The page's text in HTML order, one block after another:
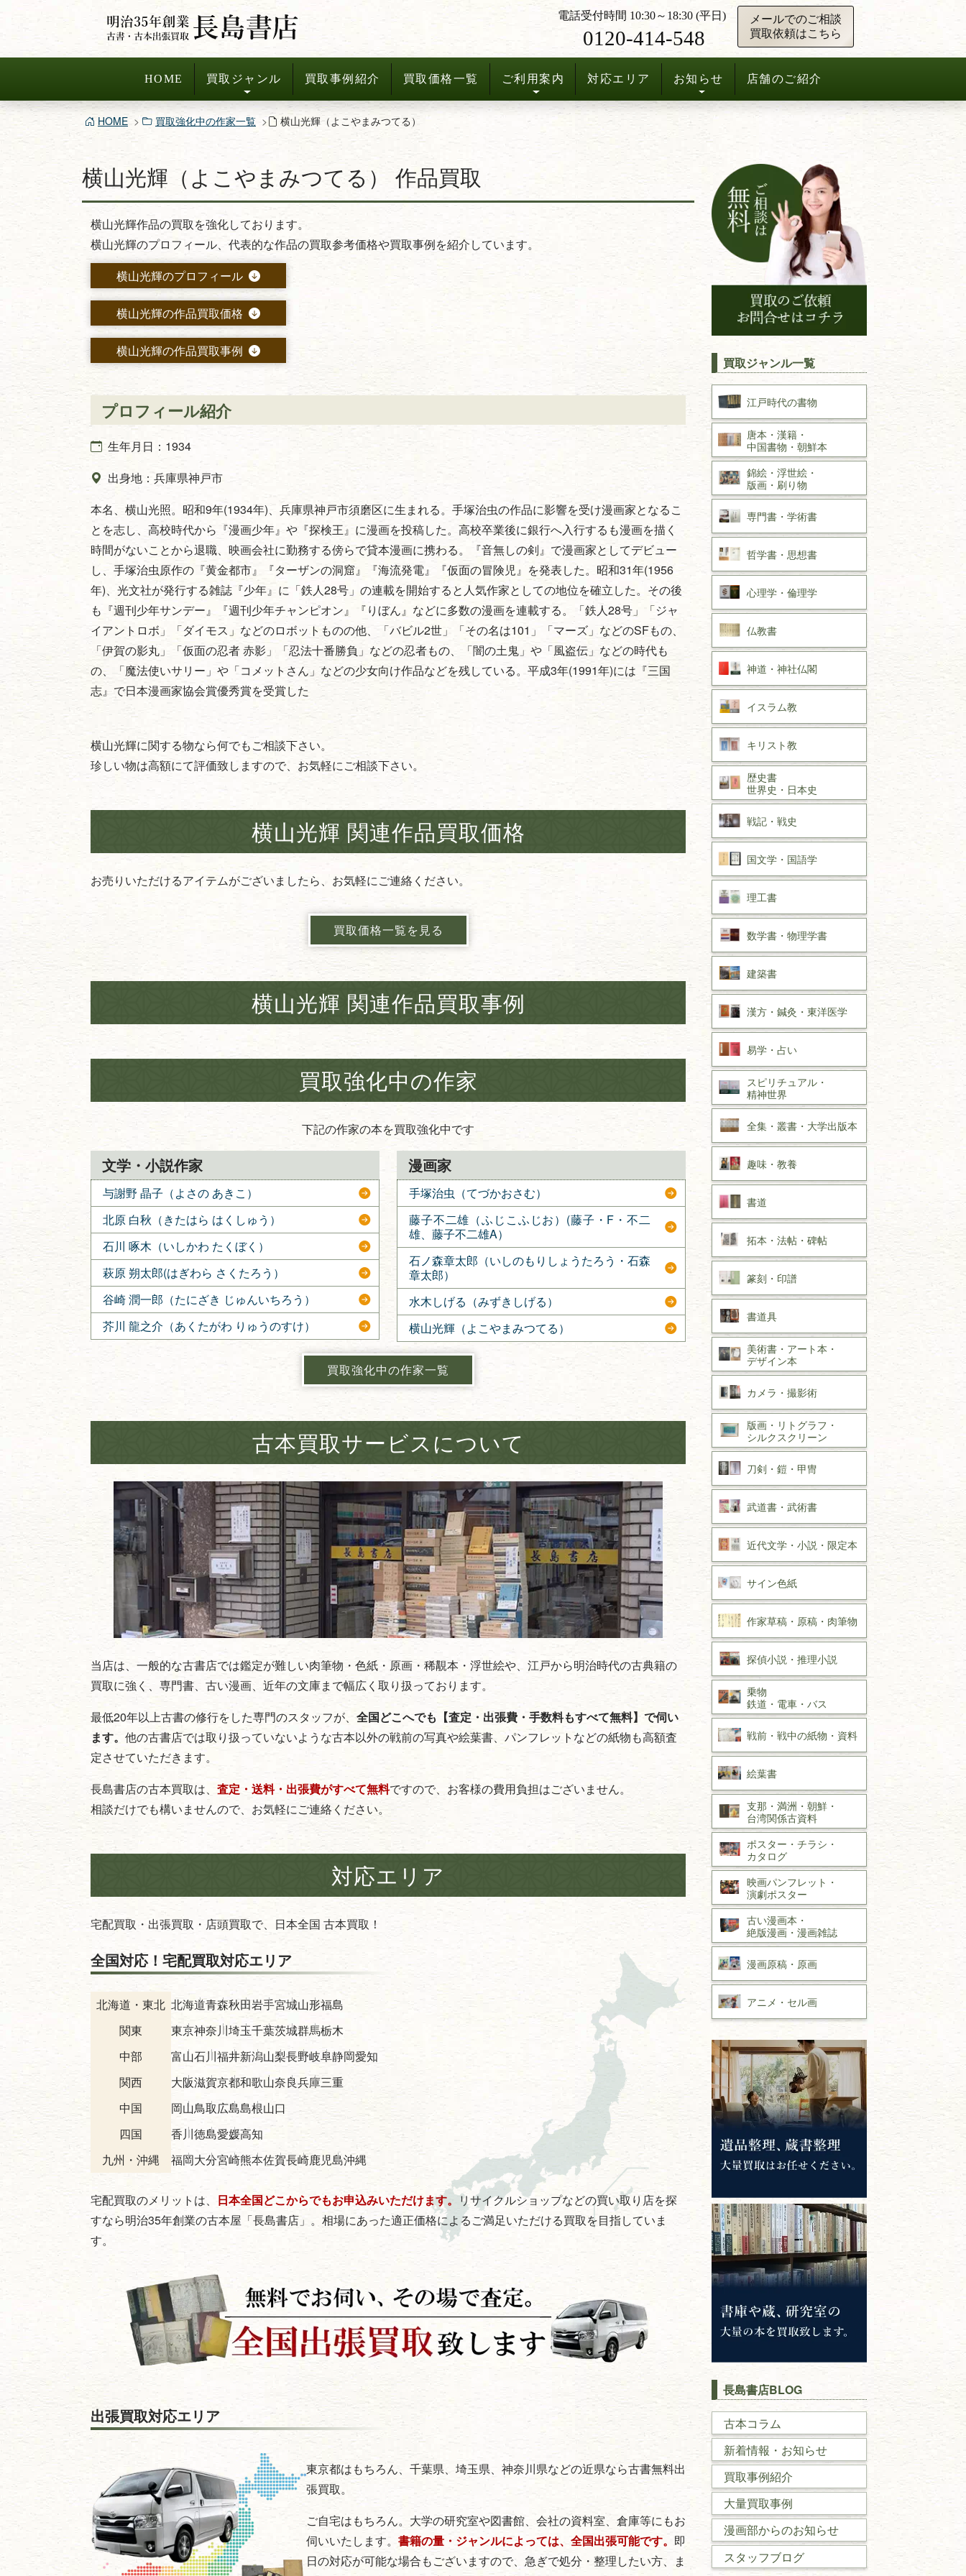
へ
HOME 買取ジャンル 買取事例紹介 買取価格一覧 ご利用案内 対応エリア お知らせ 店舗のご紹介
電話受付時間 10:30～18:30 (平日)
0120-414-548
メールでのご相談
買取依頼はこちら
HOME 買取強化中の作家一覧 横山光輝（よこやまみつてる）
横山光輝（よこやまみつてる） 作品買取
横山光輝作品の買取を強化しております。
横山光輝のプロフィール、代表的な作品の買取参考価格や買取事例を紹介しています。
横山光輝のプロフィール
横山光輝の作品買取価格
横山光輝の作品買取事例
プロフィール紹介
生年月日：1934
出身地：兵庫県神戸市
本名、横山光照。昭和9年(1934年)、兵庫県神戸市須磨区に生まれる。手塚治虫の作品に影響を受け漫画家となるこ
とを志し、高校時代から『漫画少年』や『探検王』に漫画を投稿した。高校卒業後に銀行へ入行するも漫画を描く
時間がないことから退職、映画会社に勤務する傍らで貸本漫画に携わる。『音無しの剣』で漫画家としてデビュー
し、手塚治虫原作の『黄金都市』『ターザンの洞窟』『海流発電』『仮面の冒険児』を発表した。昭和31年(1956
年)、光文社が発行する雑誌『少年』に「鉄人28号」の連載を開始すると人気作家としての地位を確立した。その後
も『週刊少年サンデー』『週刊少年チャンピオン』『りぼん』などに多数の漫画を連載する。「鉄人28号」「ジャ
イアントロボ」「ダイモス」などのロボットものの他、「バビル2世」「その名は101」「マーズ」などのSFもの、
「伊賀の影丸」「仮面の忍者 赤影」「忍法十番勝負」などの忍者もの、「闇の土鬼」や「風盗伝」などの時代も
の、「魔法使いサリー」や「コメットさん」などの少女向け作品などを残している。平成3年(1991年)には『三国
志』で日本漫画家協会賞優秀賞を受賞した
横山光輝に関する物なら何でもご相談下さい。
珍しい物は高額にて評価致しますので、お気軽にご相談下さい。
横山光輝 関連作品買取価格
お売りいただけるアイテムがございましたら、お気軽にご連絡ください。
買取価格一覧を見る
横山光輝 関連作品買取事例
買取強化中の作家
下記の作家の本を買取強化中です
文学・小説作家
与謝野 晶子（よさの あきこ）
北原 白秋（きたはら はくしゅう）
石川 啄木（いしかわ たくぼく）
萩原 朔太郎(はぎわら さくたろう）
谷崎 潤一郎（たにざき じゅんいちろう）
芥川 龍之介（あくたがわ りゅうのすけ）
漫画家
手塚治虫（てづかおさむ）
藤子不二雄（ふじこふじお）(藤子・F・不二
雄、藤子不二雄A）
石ノ森章太郎（いしのもりしょうたろう・石森
章太郎）
水木しげる（みずきしげる）
横山光輝（よこやまみつてる）
買取強化中の作家一覧
古本買取サービスについて
当店は、一般的な古書店では鑑定が難しい肉筆物・色紙・原画・稀覯本・浮世絵や、江戸から明治時代の古典籍の
買取に強く、専門書、古い漫画、近年の文庫まで幅広く取り扱っております。
最低20年以上古書の修行をした専門のスタッフが、 全国どこへでも【査定・出張費・手数料もすべて無料】で伺い
ます。 他の古書店では取り扱っていないような古本以外の戦前の写真や絵葉書、パンフレットなどの紙物も高額査
定させていただきます。
長島書店の古本買取は、 査定・送料・出張費がすべて無料ですので、お客様の費用負担はございません。
相談だけでも構いませんので、お気軽にご連絡ください。
対応エリア
宅配買取・出張買取・店頭買取で、日本全国 古本買取！
全国対応！宅配買取対応エリア
北海道・東北 北海道青森秋田岩手宮城山形福島
関東
東京神奈川埼玉千葉茨城群馬栃木
中部
富山石川福井新潟山梨長野岐阜静岡愛知
関西
大阪滋賀京都和歌山奈良兵庫三重
中国
岡山鳥取広島島根山口
四国
香川徳島愛媛高知
九州・沖縄
福岡大分宮崎熊本佐賀長崎鹿児島沖縄
宅配買取のメリットは、 日本全国どこからでもお申込みいただけます。リサイクルショップなどの買い取り店を探
すなら明治35年創業の古本屋「長島書店」。相場にあった適正価格によるご満足いただける買取を目指していま
す。
出張買取対応エリア
東京都はもちろん、千葉県、埼玉県、神奈川県などの近県なら古書無料出
張買取。
ご自宅はもちろん。大学の研究室や図書館、会社の資料室、倉庫等にもお
伺いいたします。 書籍の量・ジャンルによっては、全国出張可能です。 即
日の対応が可能な場合もございますので、急ぎで処分・整理したい方、ま
買取ジャンル一覧
江戸時代の書物
唐本・漢籍・
中国書物・朝鮮本
錦絵・浮世絵・
版画・刷り物
専門書・ 学術書
哲学書・思想書
心理学・倫理学
仏教書
神道・神社仏閣
イスラム教
キリスト教
歴史書
世界史・ 日本史
戦記・戦史
国文学・ 国語学
理工書
数学書・ 物理学書
建築書
漢方・ 鍼灸・ 東洋医学
易学・ 占い
スピリチュアル・
精神世界
全集・ 叢書・ 大学出版本
趣味・ 教養
書道
拓本・法帖・ 碑帖
篆刻・印譜
書道具
美術書・アート本・
デザイン本
カメラ・撮影術
版画・リトグラフ・
シルクスクリーン
刀剣・ 鎧・ 甲冑
武道書・ 武術書
近代文学・ 小説・限定本
サイン色紙
作家草稿・原稿・ 肉筆物
探偵小説・ 推理小説
乗物
鉄道・ 電車・ バス
戦前・戦中の紙物・資料
絵葉書
支那・満洲・朝鮮・
台湾関係古資料
ポスター・チラシ・
カタログ
映画パンフレット・
演劇ポスター
古い漫画本・
絶版漫画・漫画雑誌
漫画原稿・ 原画
アニメ・ セル画
長島書店BLOG
古本コラム
新着情報・お知らせ
買取事例紹介
大量買取事例
漫画部からのお知らせ
スタッフブログ